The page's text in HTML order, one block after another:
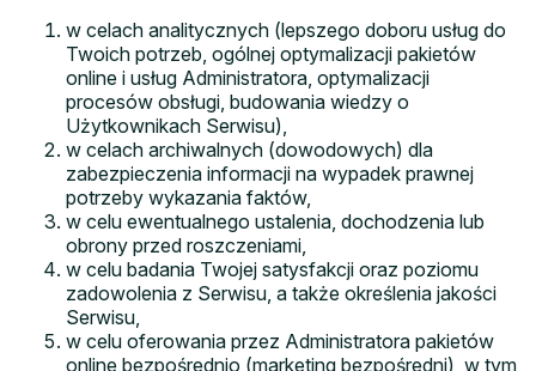
w celach analitycznych (lepszego doboru usług do
Twoich potrzeb, ogólnej optymalizacji pakietów
online i usług Administratora, optymalizacji
procesów obsługi, budowania wiedzy o
Użytkownikach Serwisu),
w celach archiwalnych (dowodowych) dla
zabezpieczenia informacji na wypadek prawnej
potrzeby wykazania faktów,
w celu ewentualnego ustalenia, dochodzenia lub
obrony przed roszczeniami,
w celu badania Twojej satysfakcji oraz poziomu
zadowolenia z Serwisu, a także określenia jakości
Serwisu,
w celu oferowania przez Administratora pakietów
online bezpośrednio (marketing bezpośredni), w tym